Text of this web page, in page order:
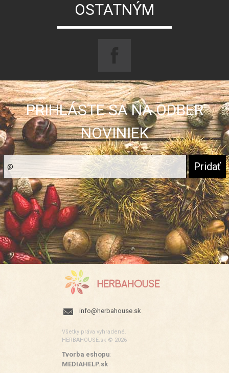
OSTATNÝM
PRIHLÁSTE SA NA ODBER
NOVINIEK
info@herbahouse.sk
Všetky práva vyhradené.
HERBAHOUSE.sk © 2026
Tvorba eshopu:
MEDIAHELP.sk